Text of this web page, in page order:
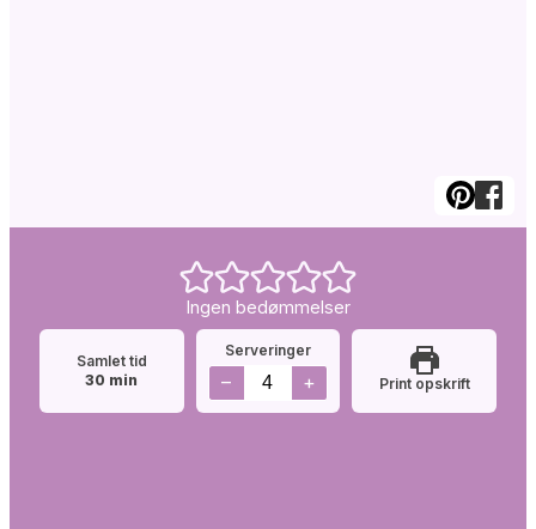
Ingen bedømmelser
Samlet tid
30 minutter
min
Serveringer
– + Print opskrift